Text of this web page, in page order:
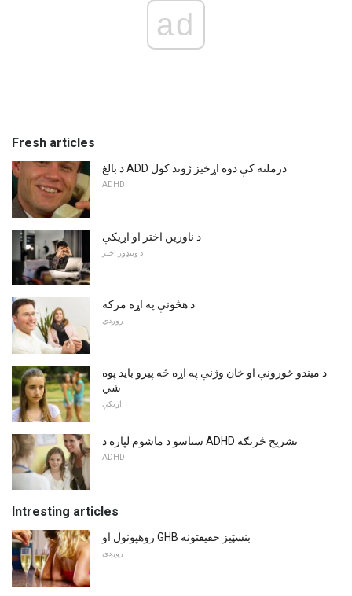
ad
Fresh articles
د بالغ ADD درملنه کې دوه اړخیز ژوند کول
ADHD
د ناورین اختر او اړیکې
د وینډوز اختر
د هڅونې په اړه مرکه
روږدي
د میندو ځورونې او ځان وژنې په اړه څه پیرو باید پوه
شي
اړیکې
ستاسو د ماشوم لپاره د ADHD تشریح څرنګه
ADHD
Intresting articles
روهپونول او GHB بنسټیز حقیقتونه
روږدي